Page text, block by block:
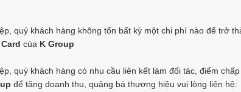
quý khách hàng không tốn bất kỳ một chi phí nào để trở
của K Group
quý khách hàng có nhu cầu liên kết làm đối tác, điểm
để tăng doanh thu, quảng bá thương hiệu vui lòng liên hệ: